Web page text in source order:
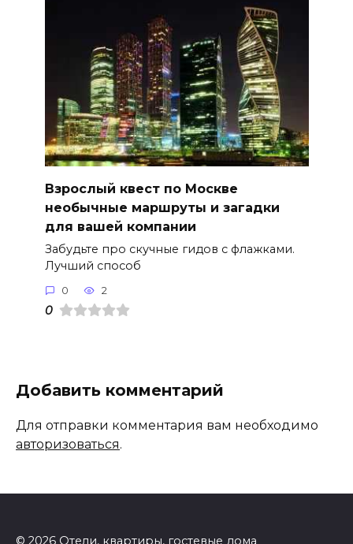
Взрослый квест по Москве
необычные маршруты и загадки
для вашей компании
Забудьте про скучные гидов с флажками.
Лучший способ
0 2
0
Добавить комментарий
Для отправки комментария вам необходимо
авторизоваться.
© 2026 Отели, квартиры, гостевые дома